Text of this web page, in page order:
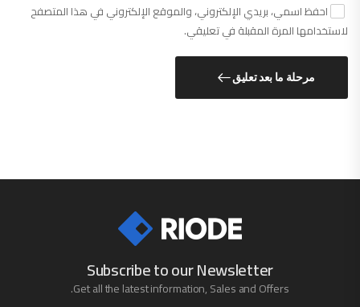
احفظ اسمي، بريدي الإلكتروني، والموقع الإلكتروني في هذا المتصفح
لاستخدامها المرة المقبلة في تعليقي.
مرحلة ما بعد تعليق
Subscribe to our Newsletter
Get all the latest information, Sales and Offers.